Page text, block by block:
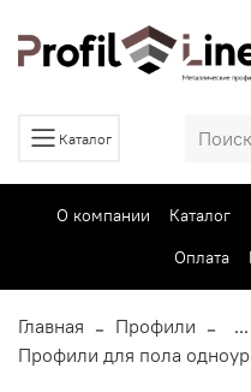
Каталог
О компании Каталог
Оплата
Главная Профили
...
Профили для пола